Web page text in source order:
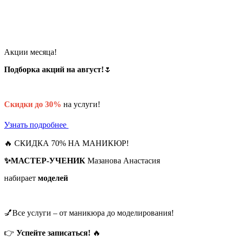
Акции месяца!
Подборка акций на август! 🌷
Скидки до 30% на услуги!
Узнать подробнее
🔥 СКИДКА 70% НА МАНИКЮР!
✨МАСТЕР-УЧЕНИК Мазанова Анастасия
набирает моделей
💅Все услуги – от маникюра до моделирования!
👉 Успейте записаться! 🔥